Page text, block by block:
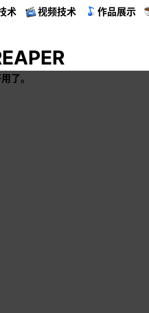
术 视频技术 作品展示
了。